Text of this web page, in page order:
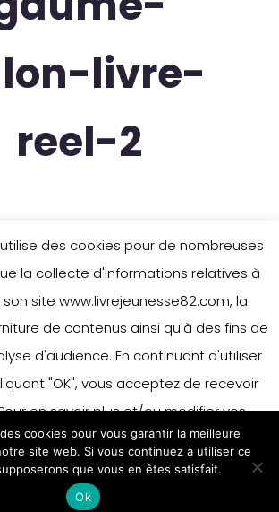
livre-
reel-2
carre-loic-gaume-
reel-2
des cookies pour de nombreuses
la collecte d'informations relatives à
site www.livrejeunesse82.com, la
de contenus ainsi qu'à des fins de
d'audience. En continuant d'utiliser
"OK", vous acceptez de recevoir
en savoir plus et/ou modifier vos
de cookies, merci de vous référer
sur les cookies.
Accepter
En savoir plus
cookies pour vous garantir la meilleure
site web. Si vous continuez à utiliser ce
que vous en êtes satisfait.
Ok